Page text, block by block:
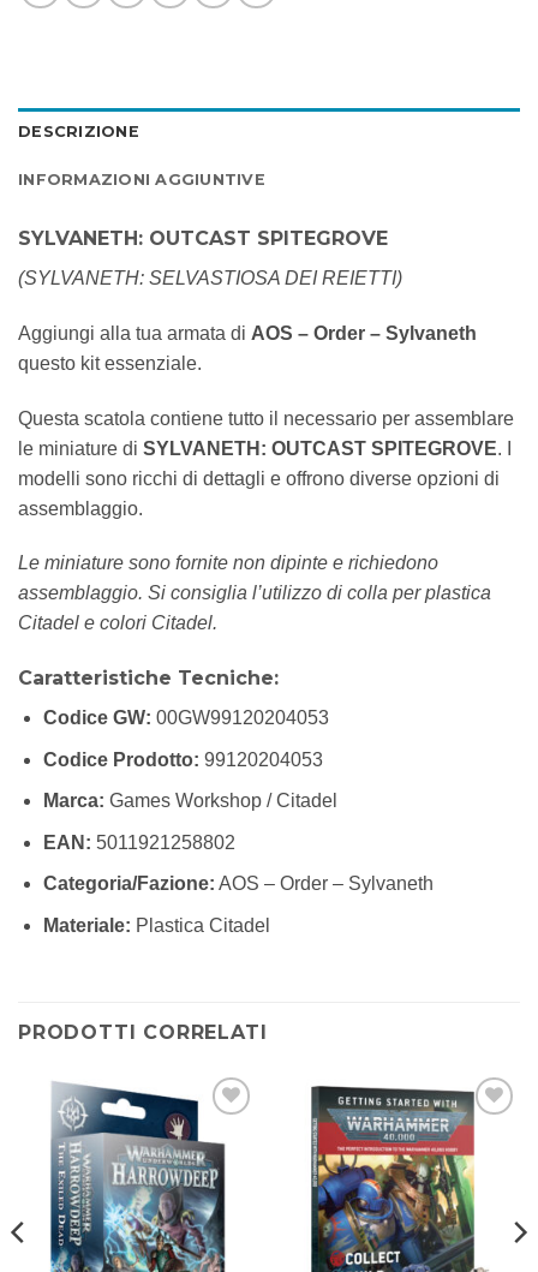
DESCRIZIONE
INFORMAZIONI AGGIUNTIVE
SYLVANETH: OUTCAST SPITEGROVE
(SYLVANETH: SELVASTIOSA DEI REIETTI)
Aggiungi alla tua armata di AOS – Order – Sylvaneth
questo kit essenziale.
Questa scatola contiene tutto il necessario per assemblare
le miniature di SYLVANETH: OUTCAST SPITEGROVE. I
modelli sono ricchi di dettagli e offrono diverse opzioni di
assemblaggio.
Le miniature sono fornite non dipinte e richiedono
assemblaggio. Si consiglia l’utilizzo di colla per plastica
Citadel e colori Citadel.
Caratteristiche Tecniche:
Codice GW: 00GW99120204053
Codice Prodotto: 99120204053
Marca: Games Workshop / Citadel
EAN: 5011921258802
Categoria/Fazione: AOS – Order – Sylvaneth
Materiale: Plastica Citadel
PRODOTTI CORRELATI
alla lista
dei
desideri
Aggiungi
alla lista
dei
desideri